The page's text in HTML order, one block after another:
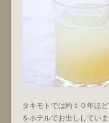
タキモトでは約１０年ほ
をホテルでお出ししていま